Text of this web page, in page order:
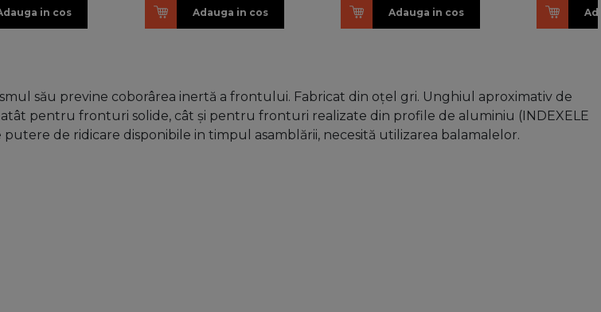
in cos Adauga in cos Adauga in cos
său previne coborârea inertă a frontului. Fabricat din oțel gri. Unghiul aproximativ de
pentru fronturi solide, cât și pentru fronturi realizate din profile de aluminiu (INDEXELE
putere de ridicare disponibile in timpul asamblării, necesită utilizarea balamalelor.